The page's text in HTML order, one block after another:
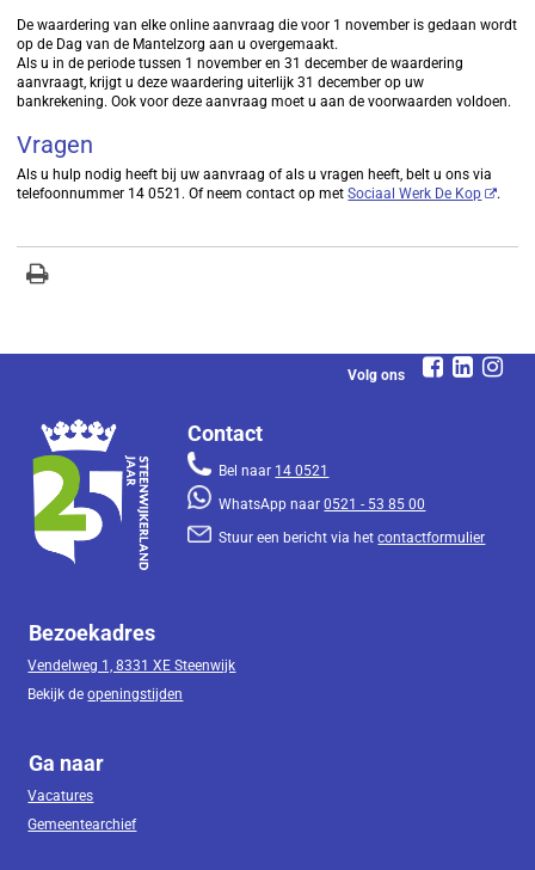
De waardering van elke online aanvraag die voor 1 november is gedaan wordt
op de Dag van de Mantelzorg aan u overgemaakt.
Als u in de periode tussen 1 november en 31 december de waardering
aanvraagt, krijgt u deze waardering uiterlijk 31 december op uw
bankrekening. Ook voor deze aanvraag moet u aan de voorwaarden voldoen.
Vragen
Als u hulp nodig heeft bij uw aanvraag of als u vragen heeft, belt u ons via
telefoonnummer 14 0521. Of neem contact op metSociaal Werk De Kop .
Volg ons
Contact
Bel naar 14 0521
WhatsApp naar0521 - 53 85 00
Stuur een bericht via hetcontactformulier
Bezoekadres
Vendelweg 1, 8331 XE Steenwijk
Bekijk deopeningstijden
Ga naar
Vacatures
Gemeentearchief